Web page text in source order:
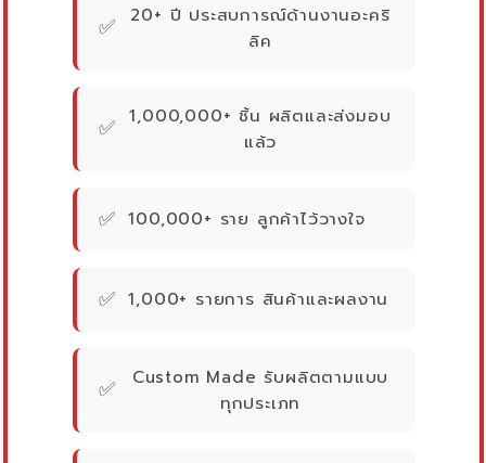
✅
20+ ปี ประสบการณ์ด้านงานอะคริ
ลิค
✅ 1,000,000+ ชิ้น ผลิตและส่งมอบ
แล้ว
✅ 100,000+ ราย ลูกค้าไว้วางใจ
✅ 1,000+ รายการ สินค้าและผลงาน
✅
Custom Made รับผลิตตามแบบ
ทุกประเภท